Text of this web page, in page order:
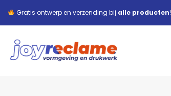
Gratis ontwerp en verzending bij alle producten!